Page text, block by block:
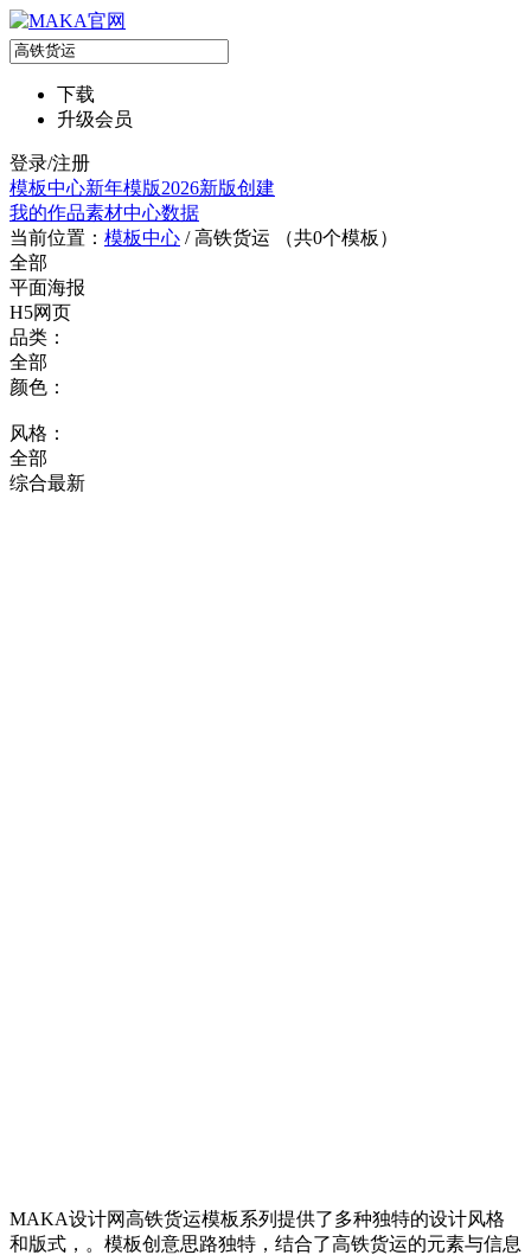
下载
升级会员
登录/注册
模板中心新年模版2026新版创建
我的作品素材中心数据
当前位置： 模板中心 /高铁货运 （共0个模板）
全部
平面海报
H5网页
品类：
全部
颜色：
风格：
全部
综合最新
MAKA设计网高铁货运模板系列提供了多种独特的设计风格
和版式，。模板创意思路独特，结合了高铁货运的元素与信息